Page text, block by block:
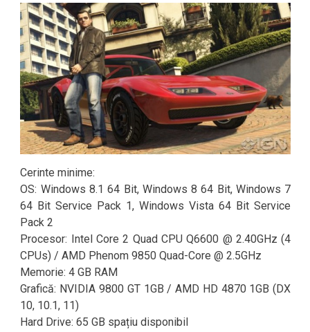
Cerinte minime:
OS: Windows 8.1 64 Bit, Windows 8 64 Bit, Windows 7
64 Bit Service Pack 1, Windows Vista 64 Bit Service
Pack 2
Procesor: Intel Core 2 Quad CPU Q6600 @ 2.40GHz (4
CPUs) / AMD Phenom 9850 Quad-Core @ 2.5GHz
Memorie: 4 GB RAM
Grafică: NVIDIA 9800 GT 1GB / AMD HD 4870 1GB (DX
10, 10.1, 11)
Hard Drive: 65 GB spațiu disponibil